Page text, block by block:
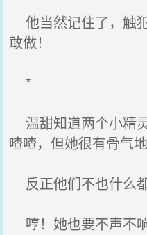
他当然记住了，触
敢做！
*
温甜知道两个小精
喳喳，但她很有骨气
反正他们不也什么
哼！她也要不声不